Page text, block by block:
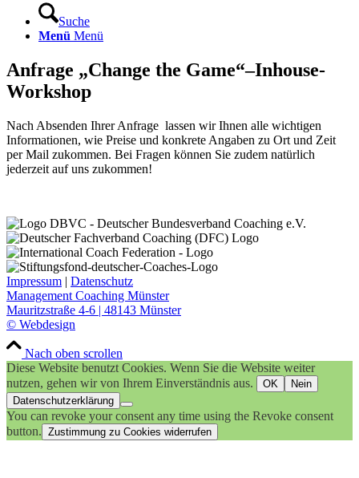
Suche
Menü Menü
Anfrage „Change the Game“–Inhouse-
Workshop
Nach Absenden Ihrer Anfrage lassen wir Ihnen alle wichtigen
Informationen, wie Preise und konkrete Angaben zu Ort und Zeit
per Mail zukommen. Bei Fragen können Sie zudem natürlich
jederzeit auf uns zukommen!
Impressum | Datenschutz
Management Coaching Münster
Mauritzstraße 4-6 | 48143 Münster
© Webdesign
Nach oben scrollen
Diese Website benutzt Cookies. Wenn Sie die Website weiter
nutzen, gehen wir von Ihrem Einverständnis aus.
OK
Nein
Datenschutzerklärung
You can revoke your consent any time using the Revoke consent
button. Zustimmung zu Cookies widerrufen